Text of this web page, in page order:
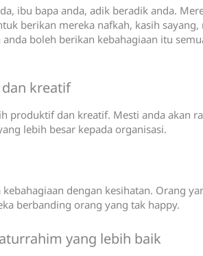
ibu bapa anda, adik beradik anda.
berikan mereka nafkah, kasih sayang,
boleh berikan kebahagiaan itu
kreatif
produktif dan kreatif. Mesti anda akan
lebih besar kepada organisasi.
dengan kesihatan. Orang
berbanding orang yang tak happy.
yang lebih baik